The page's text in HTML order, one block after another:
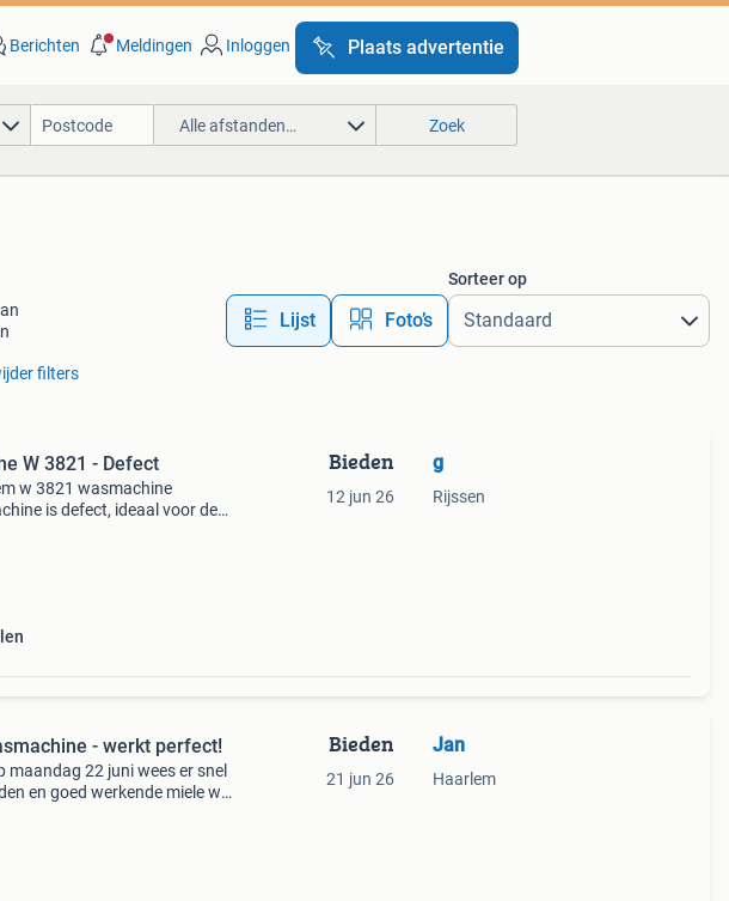
Berichten Meldingen Inloggen Plaats advertentie
Alle afstanden… Zoek
Lijst Foto’s
Sorteer op
filters
W 3821 - Defect
w 3821 wasmachine
is defect, ideaal voor de
Bieden
12 jun 26
g
Rijssen
- werkt perfect!
maandag 22 juni wees er snel
en goed werkende miele w
Bieden
21 jun 26
Jan
Haarlem